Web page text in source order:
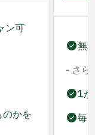
ン可
かを
無
- さら
1
毎